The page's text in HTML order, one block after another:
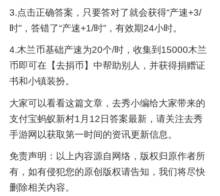
3.点击正确答案，只要答对了就会获得“产速+3/
时”，答错了“产速+1/时”，有效期24小时。
4.木兰币基础产速为20个/时，收集到15000木兰
币即可在【去捐币】中帮助别人，并获得捐赠证
书和小镇装扮。
大家可以看看这篇文章，去秀小编给大家带来的
支付宝蚂蚁新村1月12日答案最新，请关注去秀
手游网以获取第一时间的资讯更新信息。
免责声明：以上内容源自网络，版权归原作者所
有，如有侵犯您的原创版权请告知，我们将尽快
删除相关内容。